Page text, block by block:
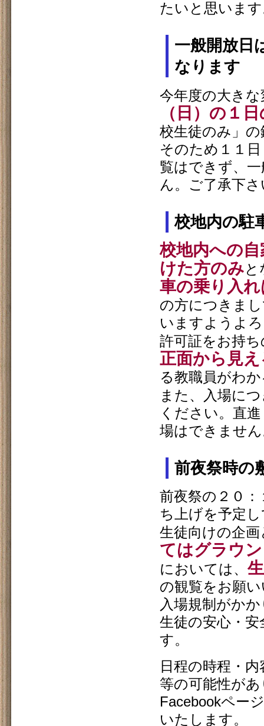
たいと思いま
一般開放日
なります
今年度の大き
（日）の１
校生徒のみ」
そのため１１
覧はできず、
ん。ご了承下
校地内の駐
校地内への
けた方のみ
車の乗り入
の方につきま
いますようよ
許可証をお持
正面から見
る教職員がわ
また、入場に
ください。直
場はできませ
前夜祭時の
前夜祭の２０
ち上げを予定
生徒向けの企
てはグラウ
においては、
の観覧をお願
入場規制がか
生徒の安心・
す。
日程の時程・
等の可能性が
Facebookペー
いたします。